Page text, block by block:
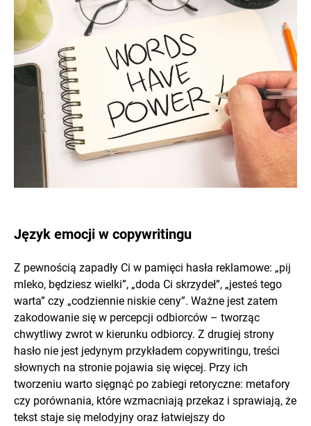
Język emocji w copywritingu
Z pewnością zapadły Ci w pamięci hasła reklamowe: „pij
mleko, będziesz wielki”, „doda Ci skrzydeł”, „jesteś tego
warta” czy „codziennie niskie ceny”. Ważne jest zatem
zakodowanie się w percepcji odbiorców – tworząc
chwytliwy zwrot w kierunku odbiorcy. Z drugiej strony
hasło nie jest jedynym przykładem copywritingu, treści
słownych na stronie pojawia się więcej. Przy ich
tworzeniu warto sięgnąć po zabiegi retoryczne: metafory
czy porównania, które wzmacniają przekaz i sprawiają, że
tekst staje się melodyjny oraz łatwiejszy do